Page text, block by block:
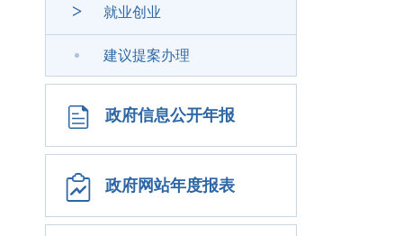
> 就业创业
建议提案办理
政府信息公开年报
政府网站年度报表